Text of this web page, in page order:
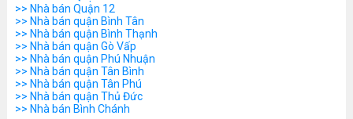
>> Nhà bán Quận 12
>> Nhà bán quận Bình Tân
>> Nhà bán quận Bình Thạnh
>> Nhà bán quận Gò Vấp
>> Nhà bán quận Phú Nhuận
>> Nhà bán quận Tân Bình
>> Nhà bán quận Tân Phú
>> Nhà bán quận Thủ Đức
>> Nhà bán Bình Chánh